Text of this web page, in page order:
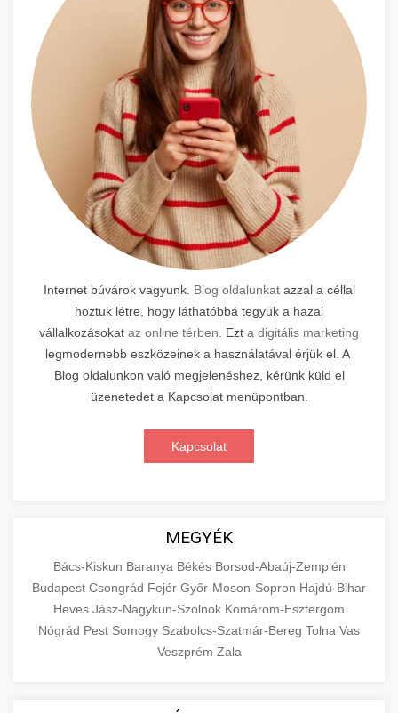
Internet búvárok vagyunk. Blog oldalunkatazzal a céllal
hoztuk létre, hogy láthatóbbá tegyük a hazai
vállalkozásokat az online térben. Ezt a digitális marketing
legmodernebb eszközeinek a használatával érjük el. A
Blog oldalunkon való megjelenéshez, kérünk küld el
üzenetedet a Kapcsolat menüpontban.
Kapcsolat
MEGYÉK
Bács-Kiskun Baranya Békés Borsod-Abaúj-Zemplén
Budapest Csongrád Fejér Győr-Moson-Sopron Hajdú-Bihar
Heves Jász-Nagykun-Szolnok Komárom-Esztergom
Nógrád Pest Somogy Szabolcs-Szatmár-Bereg Tolna Vas
Veszprém Zala